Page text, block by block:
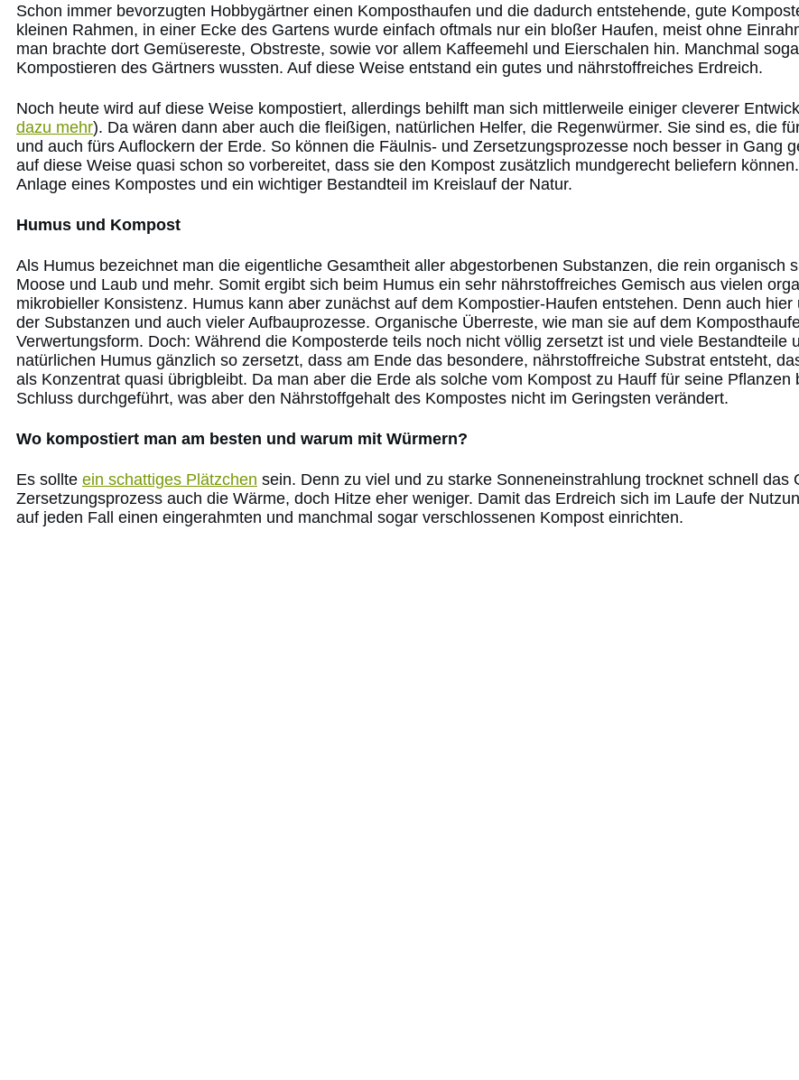
Schon immer bevorzugten Hobbygärtner einen Komposthaufen und die dadurch entstehende, gute
kleinen Rahmen, in einer Ecke des Gartens wurde einfach oftmals nur ein bloßer Haufen, meist ohne
man brachte dort Gemüsereste, Obstreste, sowie vor allem Kaffeemehl und Eierschalen hin. Manchmal
Kompostieren des Gärtners wussten. Auf diese Weise entstand ein gutes und nährstoffreiches Erdreich.
Noch heute wird auf diese Weise kompostiert, allerdings behilft man sich mittlerweile einiger cleverer
dazu mehr). Da wären dann aber auch die fleißigen, natürlichen Helfer, die Regenwürmer. Sie sind es, die
und auch fürs Auflockern der Erde. So können die Fäulnis- und Zersetzungsprozesse noch besser in Gang
auf diese Weise quasi schon so vorbereitet, dass sie den Kompost zusätzlich mundgerecht beliefern
Anlage eines Kompostes und ein wichtiger Bestandteil im Kreislauf der Natur.
Humus und Kompost
Als Humus bezeichnet man die eigentliche Gesamtheit aller abgestorbenen Substanzen, die rein organisch
Moose und Laub und mehr. Somit ergibt sich beim Humus ein sehr nährstoffreiches Gemisch aus vielen
mikrobieller Konsistenz. Humus kann aber zunächst auf dem Kompostier-Haufen entstehen. Denn auch
der Substanzen und auch vieler Aufbauprozesse. Organische Überreste, wie man sie auf dem
Verwertungsform. Doch: Während die Komposterde teils noch nicht völlig zersetzt ist und viele Bestandteile
natürlichen Humus gänzlich so zersetzt, dass am Ende das besondere, nährstoffreiche Substrat entsteht,
als Konzentrat quasi übrigbleibt. Da man aber die Erde als solche vom Kompost zu Hauff für seine
Schluss durchgeführt, was aber den Nährstoffgehalt des Kompostes nicht im Geringsten verändert.
Wo kompostiert man am besten und warum mit Würmern?
Es sollte ein schattiges Plätzchen sein. Denn zu viel und zu starke Sonneneinstrahlung trocknet schnell
Zersetzungsprozess auch die Wärme, doch Hitze eher weniger. Damit das Erdreich sich im Laufe der
auf jeden Fall einen eingerahmten und manchmal sogar verschlossenen Kompost einrichten.